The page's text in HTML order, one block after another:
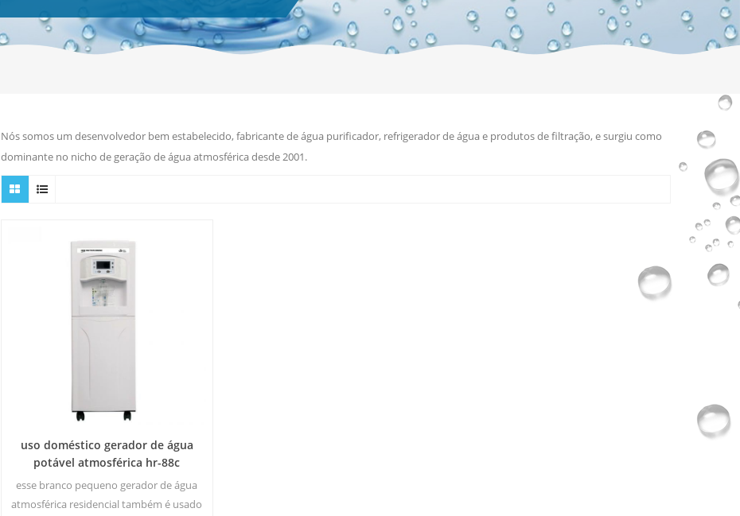
Nós somos um desenvolvedor bem estabelecido, fabricante de água purificador, refrigerador de água e produtos de filtração, e surgiu como
dominante no nicho de geração de água atmosférica desde 2001.
uso doméstico gerador de água
potável atmosférica hr-88c
esse branco pequeno gerador de água
atmosférica residencial também é usado